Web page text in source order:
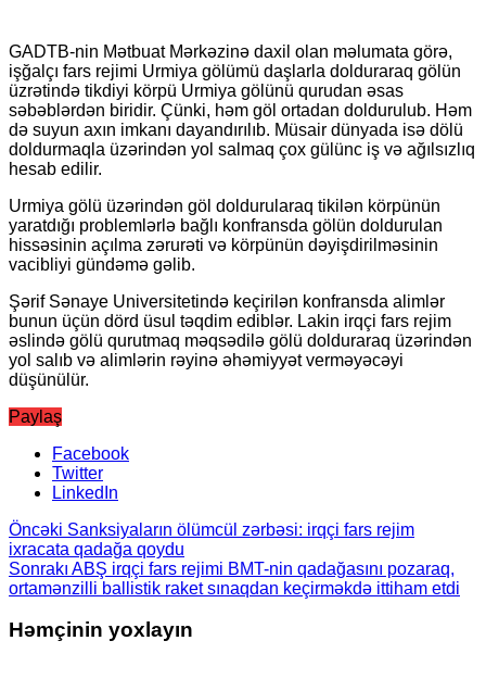
GADTB-nin Mətbuat Mərkəzinə daxil olan məlumata görə,
işğalçı fars rejimi Urmiya gölümü daşlarla dolduraraq gölün
üzrətində tikdiyi körpü Urmiya gölünü qurudan əsas
səbəblərdən biridir. Çünki, həm göl ortadan doldurulub. Həm
də suyun axın imkanı dayandırılıb. Müsair dünyada isə dölü
doldurmaqla üzərindən yol salmaq çox gülünc iş və ağılsızlıq
hesab edilir.
Urmiya gölü üzərindən göl doldurularaq tikilən körpünün
yaratdığı problemlərlə bağlı konfransda gölün doldurulan
hissəsinin açılma zərurəti və körpünün dəyişdirilməsinin
vacibliyi gündəmə gəlib.
Şərif Sənaye Universitetində keçirilən konfransda alimlər
bunun üçün dörd üsul təqdim ediblər. Lakin irqçi fars rejim
əslində gölü qurutmaq məqsədilə gölü dolduraraq üzərindən
yol salıb və alimlərin rəyinə əhəmiyyət verməyəcəyi
düşünülür.
Paylaş
Facebook
Twitter
LinkedIn
Öncəki Sanksiyaların ölümcül zərbəsi: irqçi fars rejim
ixracata qadağa qoydu
Sonrakı ABŞ irqçi fars rejimi BMT-nin qadağasını pozaraq,
ortamənzilli ballistik raket sınaqdan keçirməkdə ittiham etdi
Həmçinin yoxlayın